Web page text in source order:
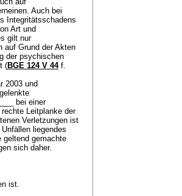
Auch bei
Integritätsschadens
Art und
gilt nur
auf Grund der Akten
der psychischen
(BGE 124 V 44f.
2003 und
bei einer
Leitplanke der
Verletzungen ist
liegendes
geltend gemachte
sich daher.
ist.